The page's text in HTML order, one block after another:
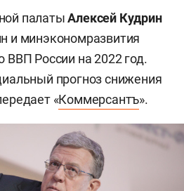
палатыАлексей Кудрин
и минэкономразвития
ВВП России на 2022 год.
прогноз снижения
«Коммерсантъ».